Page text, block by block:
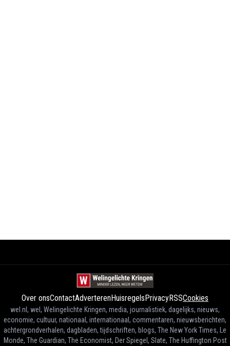
Over onsContactAdverterenHuisregelsPrivacyRSSCookies
wel.nl, wel, Welingelichte Kringen, media, journalistiek, dagelijks, nieuws,
economie, cultuur, nationaal, internationaal, commentaren, nieuwsberichten,
achtergrondverhalen, dagbladen, tijdschriften, blogs, The New York Times, Le
Monde, The Guardian, The Economist, Der Spiegel, Slate, The Huffington Post